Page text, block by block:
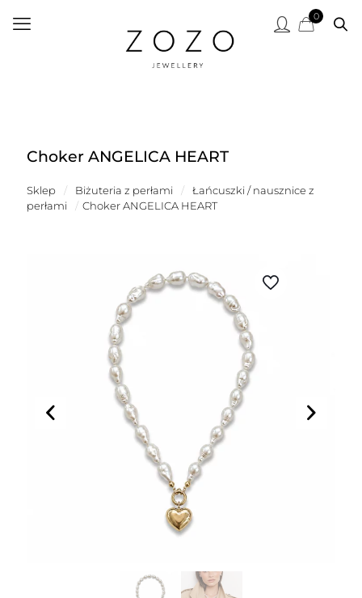
0
Choker ANGELICA HEART
Sklep / Biżuteria z perłami /
Łańcuszki / nausznice z
perłami
/ Choker ANGELICA HEART